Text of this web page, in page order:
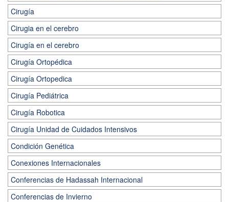
Cirugía
Cirugia en el cerebro
Cirugía en el cerebro
Cirugía Ortopédica
Cirugía Ortopedica
Cirugía Pediátrica
Cirugía Robotica
Cirugía Unidad de Cuidados Intensivos
Condición Genética
Conexiones Internacionales
Conferencias de Hadassah Internacional
Conferencias de Invierno